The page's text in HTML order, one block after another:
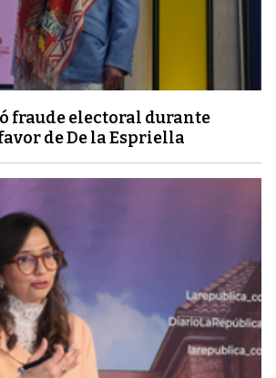
fraude electoral durante
de De la Espriella